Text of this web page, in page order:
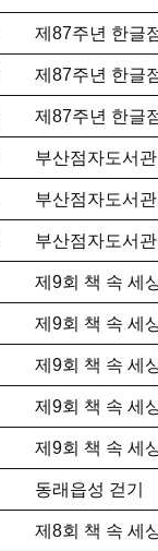
제87주년 한글
제87주년 한글
제87주년 한글
부산점자도서
부산점자도서
부산점자도서
제9회 책 속 세
제9회 책 속 세
제9회 책 속 세
제9회 책 속 세
제9회 책 속 세
동래읍성 걷기
제8회 책 속 세